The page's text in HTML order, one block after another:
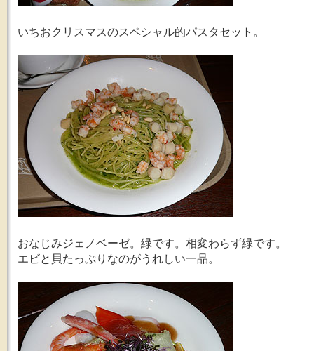
いちおクリスマスのスペシャル的パスタセット。
おなじみジェノベーゼ。緑です。相変わらず緑です。
エビと貝たっぷりなのがうれしい一品。